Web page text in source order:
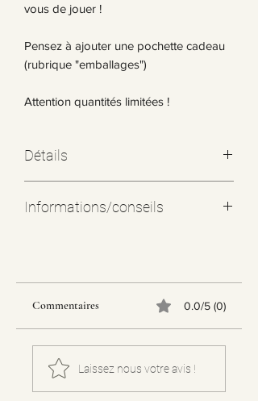
vous de jouer !
Pensez à ajouter une pochette cadeau
(rubrique "emballages")
Attention quantités limitées !
Détails
Informations/conseils
altérer les couleurs du métal et écarter
au maximum le risque allergique
(provenance Asie)
Il est donc fortement conseillé de retirer
vos bijoux en cas d'immersion sous
Commentaires 0.0/5 (0)
Laissez nous votre avis !